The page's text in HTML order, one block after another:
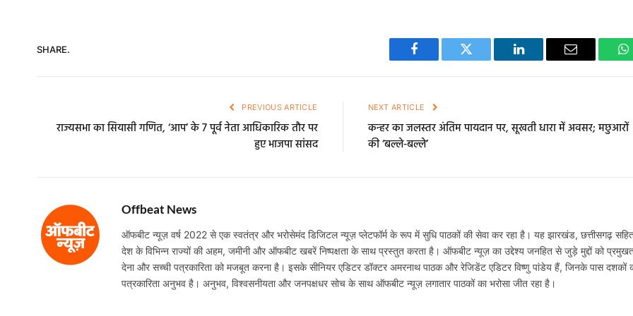
SHARE.
Facebook Twitter LinkedIn Email
PREVIOUS ARTICLE
राज्यसभा का सियासी गणित, ‘आप’ के 7 पूर्व नेता आधिकारिक तौर पर
हुए भाजपा सांसद
NEXT ARTICLE
कन्हर का जलस्तर अंतिम पायदान पर, सूखती धारा में अवसर; मछुआरों
की ‘बल्ले-बल्ले’
Offbeat News
ऑफबीट न्यूज़ वर्ष 2022 से एक स्वतंत्र और भरोसेमंद डिजिटल न्यूज़ प्लेटफॉर्म के रूप में सुधि पाठकों की सेवा कर रहा है। यह झारखंड, छत्तीसगढ़
देश के विभिन्न राज्यों की अहम, जमीनी और ऑफबीट खबरें निष्पक्षता के साथ प्रस्तुत करता है। ऑफबीट न्यूज़ का उद्देश्य जनहित से जुड़े मुद्दों को
देना और सच्ची पत्रकारिता को मजबूत करना है। इसके सीनियर एडिटर डॉक्टर अमरनाथ पाठक और रेजिडेंट एडिटर विष्णु पांडेय हैं, जिनके पास दशकों
पत्रकारिता अनुभव है। अनुभव, विश्वसनीयता और जनपक्षधर सोच के साथ ऑफबीट न्यूज़ लगातार पाठकों का भरोसा जीत रहा है।